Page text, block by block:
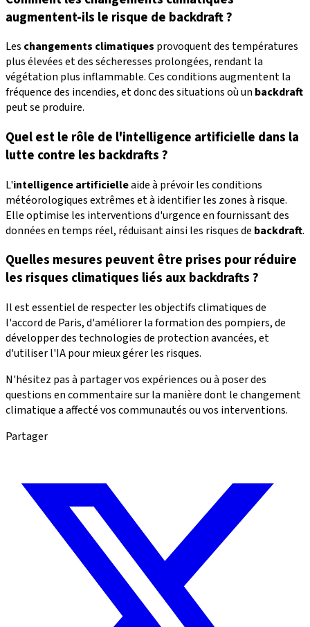
augmentent-ils le risque de backdraft ?
Les changements climatiques provoquent des températures
plus élevées et des sécheresses prolongées, rendant la
végétation plus inflammable. Ces conditions augmentent la
fréquence des incendies, et donc des situations où un backdraft
peut se produire.
Quel est le rôle de l'intelligence artificielle dans la
lutte contre les backdrafts ?
L'intelligence artificielleaide à prévoir les conditions
météorologiques extrêmes et à identifier les zones à risque.
Elle optimise les interventions d'urgence en fournissant des
données en temps réel, réduisant ainsi les risques de backdraft.
Quelles mesures peuvent être prises pour réduire
les risques climatiques liés aux backdrafts ?
Il est essentiel de respecter les objectifs climatiques de
l'accord de Paris, d'améliorer la formation des pompiers, de
développer des technologies de protection avancées, et
d'utiliser l'IA pour mieux gérer les risques.
N'hésitez pas à partager vos expériences ou à poser des
questions en commentaire sur la manière dont le changement
climatique a affecté vos communautés ou vos interventions.
Partager